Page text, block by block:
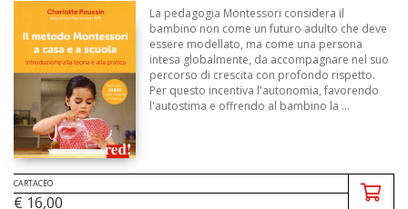
La pedagogia Montessori considera il
bambino non come un futuro adulto che deve
essere modellato, ma come una persona
intesa globalmente, da accompagnare nel suo
percorso di crescita con profondo rispetto.
Per questo incentiva l'autonomia, favorendo
l'autostima e offrendo al bambino la ...
CARTACEO
€ 16,00